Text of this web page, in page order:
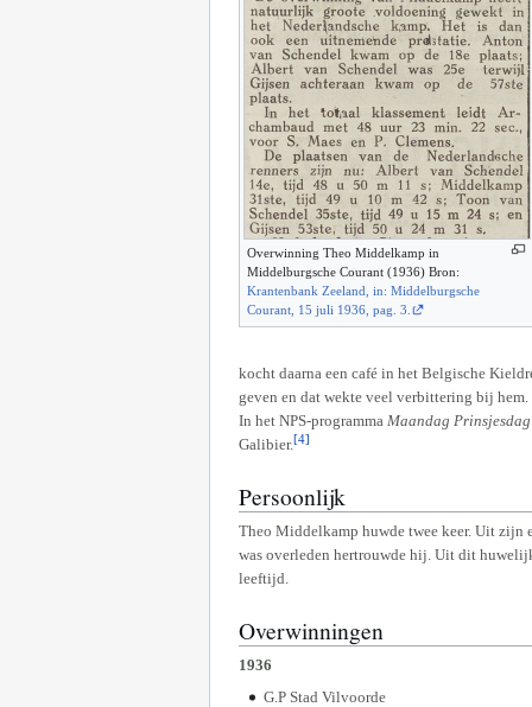
Overwinning Theo Middelkamp in
Middelburgsche Courant (1936) Bron:
Krantenbank Zeeland, in: Middelburgsche
Courant, 15 juli 1936, pag. 3.
kocht daarna een café in het Belgische
geven en dat wekte veel verbittering bij
In het NPS-programma Maandag Prinsjesdag
Galibier.[4]
Persoonlijk
Theo Middelkamp huwde twee keer. Uit zijn
was overleden hertrouwde hij. Uit dit
leeftijd.
Overwinningen
1936
G.P Stad Vilvoorde